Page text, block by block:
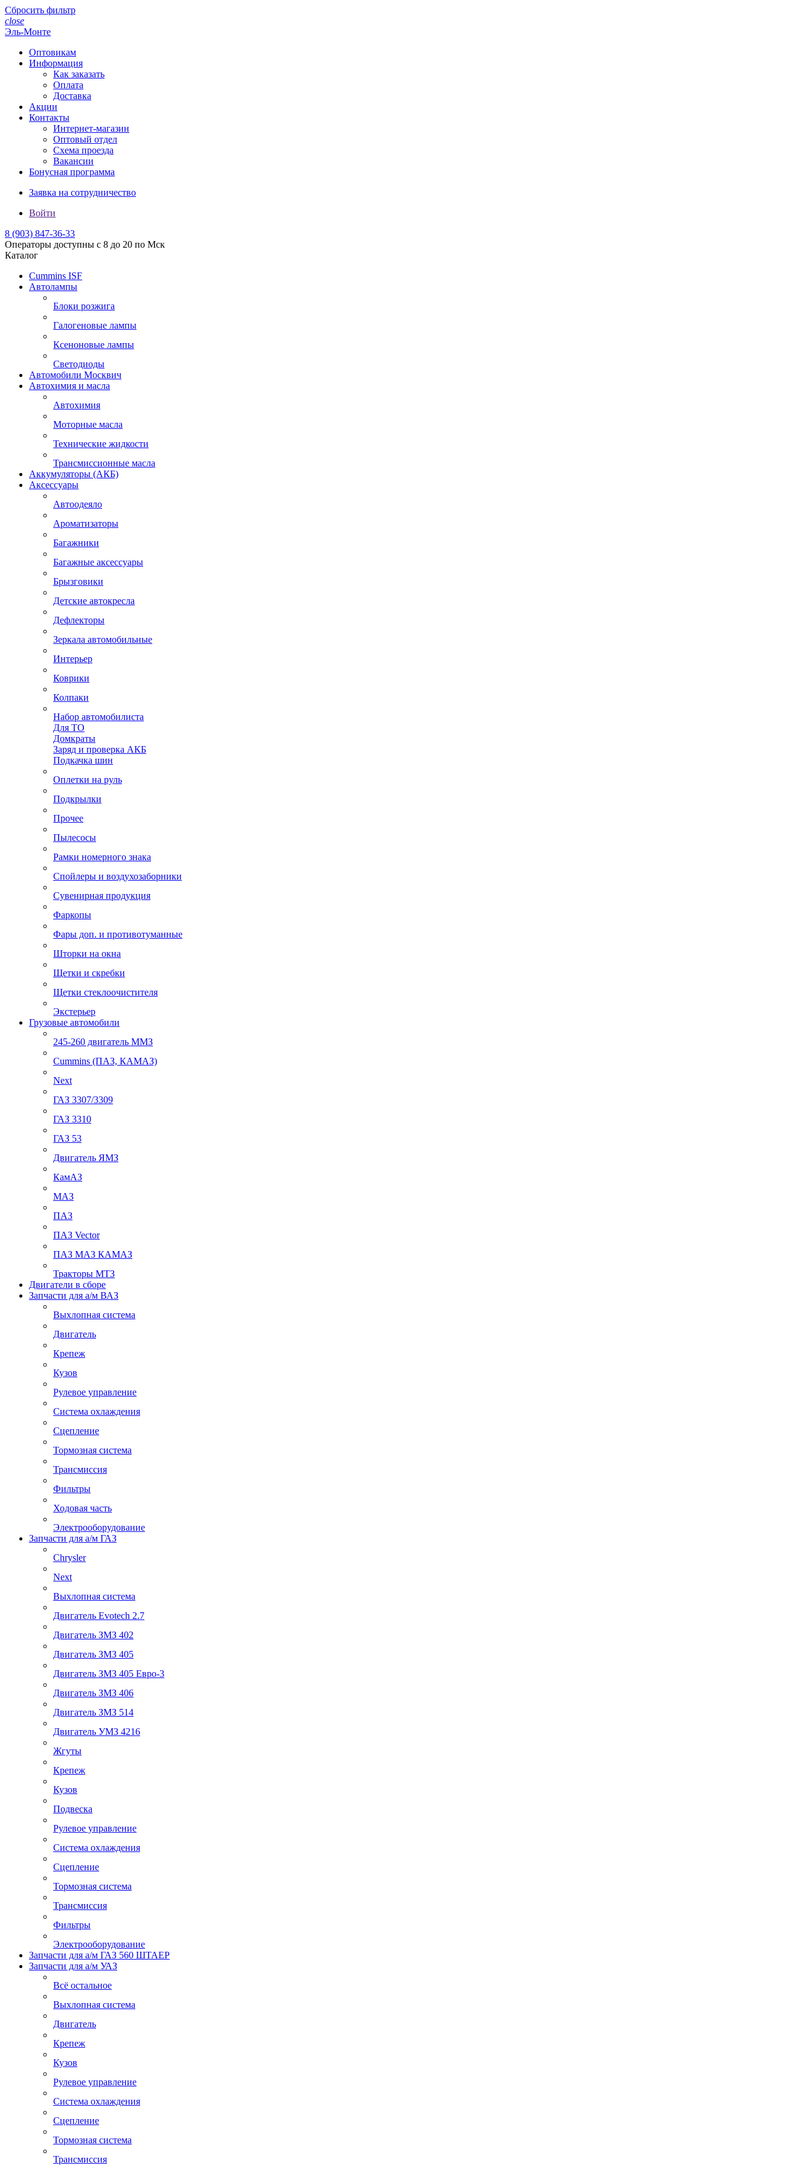
Сбросить фильтр
close
Эль-Монте
Оптовикам
Информация
Как заказать
Оплата
Доставка
Акции
Контакты
Интернет-магазин
Оптовый отдел
Схема проезда
Вакансии
Бонусная программа
Заявка на сотрудничество
Войти
8 (903) 847-36-33
Операторы доступны с 8 до 20 по Мск
Каталог
Cummins ISF
Автолампы
Блоки розжига
Галогеновые лампы
Ксеноновые лампы
Светодиоды
Автомобили Москвич
Автохимия и масла
Автохимия
Моторные масла
Технические жидкости
Трансмиссионные масла
Аккумуляторы (АКБ)
Аксессуары
Автоодеяло
Ароматизаторы
Багажники
Багажные аксессуары
Брызговики
Детские автокресла
Дефлекторы
Зеркала автомобильные
Интерьер
Коврики
Колпаки
Набор автомобилиста
Для ТО
Домкраты
Заряд и проверка АКБ
Подкачка шин
Оплетки на руль
Подкрылки
Прочее
Пылесосы
Рамки номерного знака
Спойлеры и воздухозаборники
Сувенирная продукция
Фаркопы
Фары доп. и противотуманные
Шторки на окна
Щетки и скребки
Щетки стеклоочистителя
Экстерьер
Грузовые автомобили
245-260 двигатель ММЗ
Cummins (ПАЗ, КАМАЗ)
Next
ГАЗ 3307/3309
ГАЗ 3310
ГАЗ 53
Двигатель ЯМЗ
КамАЗ
МАЗ
ПАЗ
ПАЗ Vector
ПАЗ МАЗ КАМАЗ
Тракторы МТЗ
Двигатели в сборе
Запчасти для а/м ВАЗ
Выхлопная система
Двигатель
Крепеж
Кузов
Рулевое управление
Система охлаждения
Сцепление
Тормозная система
Трансмиссия
Фильтры
Ходовая часть
Электрооборудование
Запчасти для а/м ГАЗ
Chrysler
Next
Выхлопная система
Двигатель Evotech 2.7
Двигатель ЗМЗ 402
Двигатель ЗМЗ 405
Двигатель ЗМЗ 405 Евро-3
Двигатель ЗМЗ 406
Двигатель ЗМЗ 514
Двигатель УМЗ 4216
Жгуты
Крепеж
Кузов
Подвеска
Рулевое управление
Система охлаждения
Сцепление
Тормозная система
Трансмиссия
Фильтры
Электрооборудование
Запчасти для а/м ГАЗ 560 ШТАЕР
Запчасти для а/м УАЗ
Всё остальное
Выхлопная система
Двигатель
Крепеж
Кузов
Рулевое управление
Система охлаждения
Сцепление
Тормозная система
Трансмиссия